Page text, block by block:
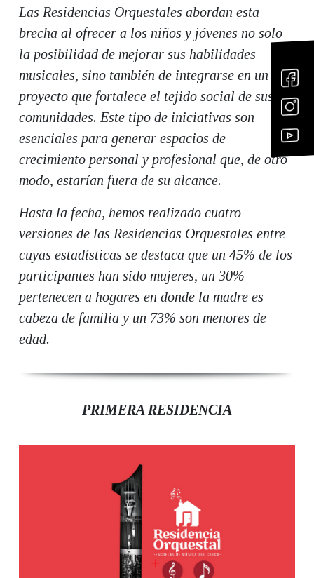
Las Residencias Orquestales abordan esta
brecha al ofrecer a los niños y jóvenes no solo
la posibilidad de mejorar sus habilidades
musicales, sino también de integrarse en un
proyecto que fortalece el tejido social de sus
comunidades. Este tipo de iniciativas son
esenciales para generar espacios de
crecimiento personal y profesional que, de otro
modo, estarían fuera de su alcance.
Hasta la fecha, hemos realizado cuatro
versiones de las Residencias Orquestales entre
cuyas estadísticas se destaca que un 45% de los
participantes han sido mujeres, un 30%
pertenecen a hogares en donde la madre es
cabeza de familia y un 73% son menores de
edad.
PRIMERA RESIDENCIA